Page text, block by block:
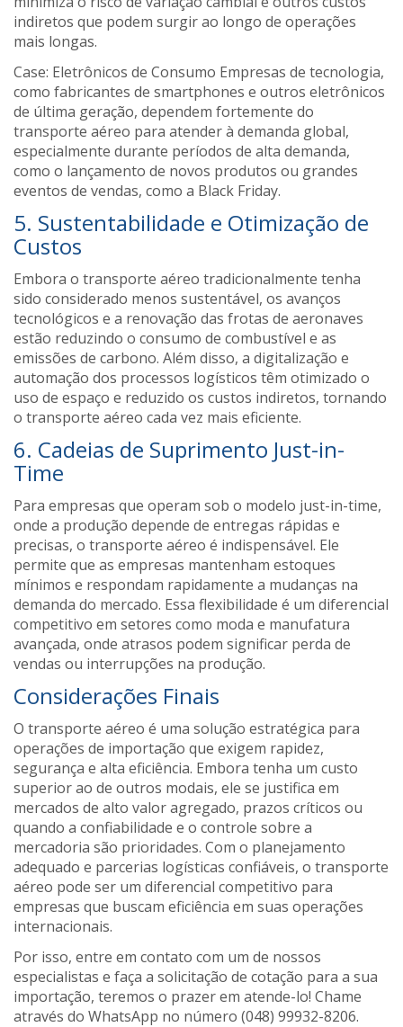
indiretos que podem surgir ao longo de operações
mais longas.
Case: Eletrônicos de Consumo Empresas de tecnologia,
como fabricantes de smartphones e outros eletrônicos
de última geração, dependem fortemente do
transporte aéreo para atender à demanda global,
especialmente durante períodos de alta demanda,
como o lançamento de novos produtos ou grandes
eventos de vendas, como a Black Friday.
5. Sustentabilidade e Otimização de
Custos
Embora o transporte aéreo tradicionalmente tenha
sido considerado menos sustentável, os avanços
tecnológicos e a renovação das frotas de aeronaves
estão reduzindo o consumo de combustível e as
emissões de carbono. Além disso, a digitalização e
automação dos processos logísticos têm otimizado o
uso de espaço e reduzido os custos indiretos, tornando
o transporte aéreo cada vez mais eficiente.
6. Cadeias de Suprimento Just-in-
Time
Para empresas que operam sob o modelo just-in-time,
onde a produção depende de entregas rápidas e
precisas, o transporte aéreo é indispensável. Ele
permite que as empresas mantenham estoques
mínimos e respondam rapidamente a mudanças na
demanda do mercado. Essa flexibilidade é um diferencial
competitivo em setores como moda e manufatura
avançada, onde atrasos podem significar perda de
vendas ou interrupções na produção​.
Considerações Finais
O transporte aéreo é uma solução estratégica para
operações de importação que exigem rapidez,
segurança e alta eficiência. Embora tenha um custo
superior ao de outros modais, ele se justifica em
mercados de alto valor agregado, prazos críticos ou
quando a confiabilidade e o controle sobre a
mercadoria são prioridades. Com o planejamento
adequado e parcerias logísticas confiáveis, o transporte
aéreo pode ser um diferencial competitivo para
empresas que buscam eficiência em suas operações
internacionais.
Por isso, entre em contato com um de nossos
especialistas e faça a solicitação de cotação para a sua
importação, teremos o prazer em atende-lo! Chame
através do WhatsApp no número (048) 99932-8206.